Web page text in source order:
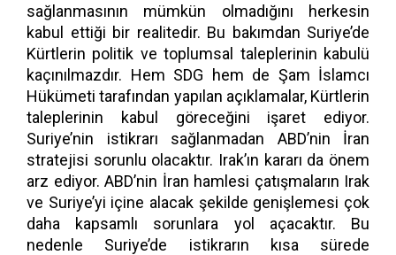
sağlanmasının mümkün olmadığını herkesin
kabul ettiği bir realitedir. Bu bakımdan Suriye’de
Kürtlerin politik ve toplumsal taleplerinin kabulü
kaçınılmazdır. Hem SDG hem de Şam İslamcı
Hükümeti tarafından yapılan açıklamalar, Kürtlerin
taleplerinin kabul göreceğini işaret ediyor.
Suriye’nin istikrarı sağlanmadan ABD’nin İran
stratejisi sorunlu olacaktır. Irak’ın kararı da önem
arz ediyor. ABD’nin İran hamlesi çatışmaların Irak
ve Suriye’yi içine alacak şekilde genişlemesi çok
daha kapsamlı sorunlara yol açacaktır. Bu
nedenle Suriye’de istikrarın kısa sürede